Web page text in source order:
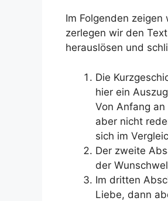
Im Folgenden zeigen
zerlegen wir den
herauslösen und
Die
hier ein
Von Anfang
aber nicht
sich im
Der zweite
der
Im dritten
Liebe, dann